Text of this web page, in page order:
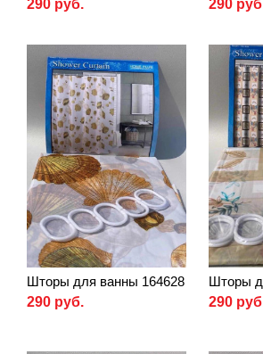
290 руб.
290
Шторы для ванны 164628
290 руб.
Шторы
290